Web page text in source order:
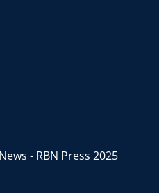
- RBN Press 2025